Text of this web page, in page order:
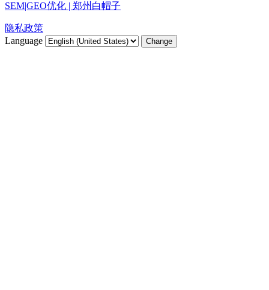
SEM|GEO优化 | 郑州白帽子
隐私政策
Language